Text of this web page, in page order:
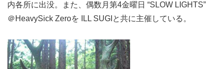
内各所に出没。また、偶数月第4金曜日 “SLOW LIGHTS”
＠HeavySick Zeroを ILL SUGIと共に主催している。